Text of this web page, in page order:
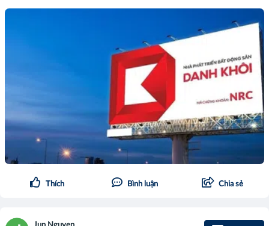
Thích Bình luận Chia sẻ